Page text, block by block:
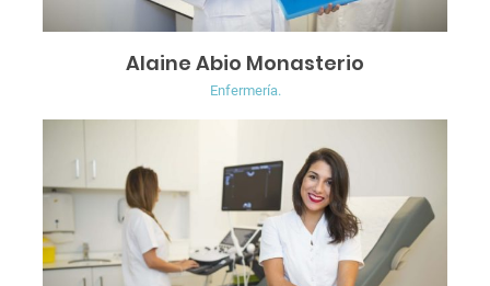
Alaine Abio Monasterio
Enfermería.